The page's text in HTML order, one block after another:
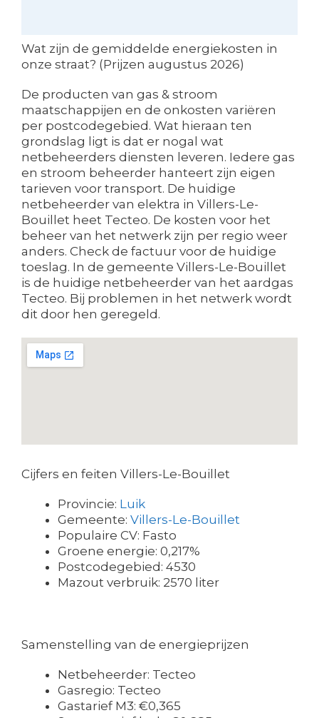
Wat zijn de gemiddelde energiekosten in
onze straat? (Prijzen augustus 2026)
De producten van gas & stroom
maatschappijen en de onkosten variëren
per postcodegebied. Wat hieraan ten
grondslag ligt is dat er nogal wat
netbeheerders diensten leveren. Iedere gas
en stroom beheerder hanteert zijn eigen
tarieven voor transport. De huidige
netbeheerder van elektra in Villers-Le-
Bouillet heet Tecteo. De kosten voor het
beheer van het netwerk zijn per regio weer
anders. Check de factuur voor de huidige
toeslag. In de gemeente Villers-Le-Bouillet
is de huidige netbeheerder van het aardgas
Tecteo. Bij problemen in het netwerk wordt
dit door hen geregeld.
Cijfers en feiten Villers-Le-Bouillet
Provincie: Luik
Gemeente: Villers-Le-Bouillet
Populaire CV: Fasto
Groene energie: 0,217%
Postcodegebied: 4530
Mazout verbruik: 2570 liter
Samenstelling van de energieprijzen
Netbeheerder: Tecteo
Gasregio: Tecteo
Gastarief M3: €0,365